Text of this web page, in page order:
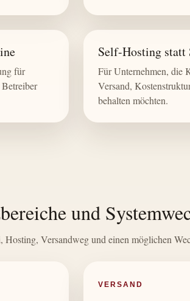
für
Self-Hosting statt
Für Unternehmen, die
Versand,
behalten möchten.
und
Versandweg und einen möglichen
VERSAND